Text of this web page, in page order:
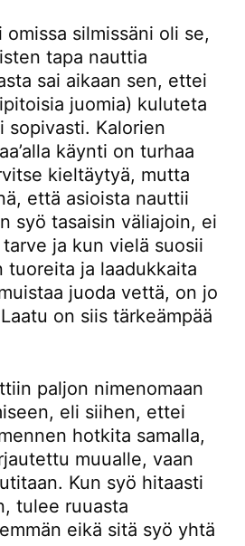
silmissäni oli se,
tapa nauttia
sai aikaan sen, ettei
juomia) kuluteta
sopivasti. Kalorien
käynti on turhaa
kieltäytyä, mutta
että asioista nauttii
syö tasaisin väliajoin, ei
ja kun vielä suosii
tuoreita ja laadukkaita
juoda vettä, on jo
on siis tärkeämpää
paljon nimenomaan
eli siihen, ettei
hotkita samalla,
muualle, vaan
Kun syö hitaasti
tulee ruuasta
eikä sitä syö yhtä